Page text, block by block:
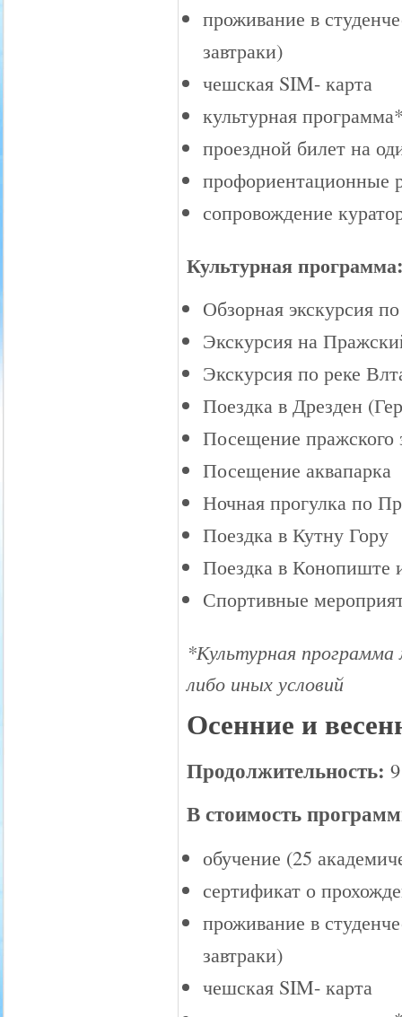
проживание в
завтраки)
чешская SIM- карта
культурная
проездной билет на
профориентационные
сопровождение
Культурная программа:
Обзорная экскурсия
Экскурсия на
Экскурсия по реке
Поездка в Дрезден
Посещение пражского
Посещение аквапарка
Ночная прогулка по
Поездка в Кутну Гору
Поездка в Конопиште
Спортивные
*Культурная
либо иных условий
Осенние и
Продолжительность:
В стоимость
обучение (25
сертификат о
проживание в
завтраки)
чешская SIM- карта